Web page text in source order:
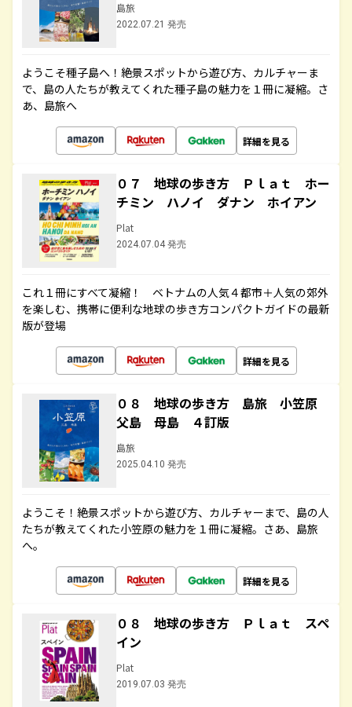
島旅
2022.07.21 発売
ようこそ種子島へ！絶景スポットから遊び方、カルチャーま
で、島の人たちが教えてくれた種子島の魅力を１冊に凝縮。さ
あ、島旅へ
詳細を見る
０７ 地球の歩き方 Ｐｌａｔ ホー
チミン ハノイ ダナン ホイアン
Plat
2024.07.04 発売
これ１冊にすべて凝縮！ ベトナムの人気４都市＋人気の郊外
を楽しむ、携帯に便利な地球の歩き方コンパクトガイドの最新
版が登場
詳細を見る
０８ 地球の歩き方 島旅 小笠原
父島 母島 ４訂版
島旅
2025.04.10 発売
ようこそ！絶景スポットから遊び方、カルチャーまで、島の人
たちが教えてくれた小笠原の魅力を１冊に凝縮。さあ、島旅
へ。
詳細を見る
０８ 地球の歩き方 Ｐｌａｔ スペ
イン
Plat
2019.07.03 発売